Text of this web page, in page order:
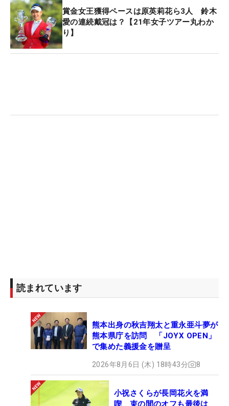
賞金女王獲得ペースは原英莉花ら3人 鈴木
愛の連続戴冠は？【21年女子ツアー丸わか
り】
読まれています
熊本出身の秋吉翔太と重永亜斗夢が
熊本県庁を訪問 「JOYX OPEN」
で集めた義援金を贈呈
2026年8月6日 (木) 18時43分 8
小祝さくらが長岡花火を満
喫 束の間のオフも最後は